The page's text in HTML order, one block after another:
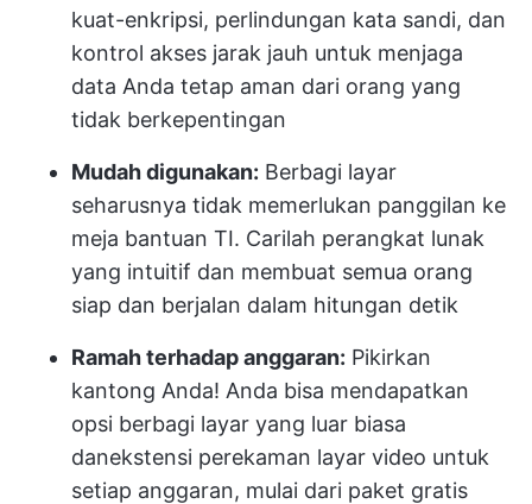
kuat-enkripsi, perlindungan kata sandi, dan
kontrol akses jarak jauh untuk menjaga
data Anda tetap aman dari orang yang
tidak berkepentingan
Mudah digunakan: Berbagi layar
seharusnya tidak memerlukan panggilan ke
meja bantuan TI. Carilah perangkat lunak
yang intuitif dan membuat semua orang
siap dan berjalan dalam hitungan detik
Ramah terhadap anggaran: Pikirkan
kantong Anda! Anda bisa mendapatkan
opsi berbagi layar yang luar biasa
danekstensi perekaman layar video untuk
setiap anggaran, mulai dari paket gratis